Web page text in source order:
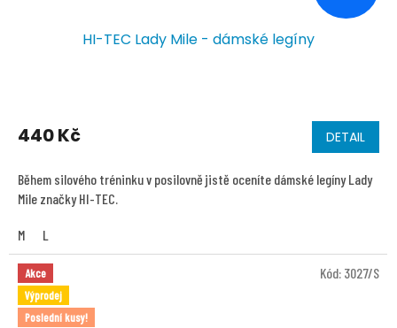
HI-TEC Lady Mile - dámské legíny
440 Kč DETAIL
Během silového tréninku v posilovně jistě oceníte dámské legíny Lady
Mile značky HI-TEC.
M L
Akce
Výprodej
Poslední kusy!
Kód: 3027/S